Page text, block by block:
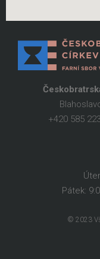
+420 585
Pátek:
© 2023